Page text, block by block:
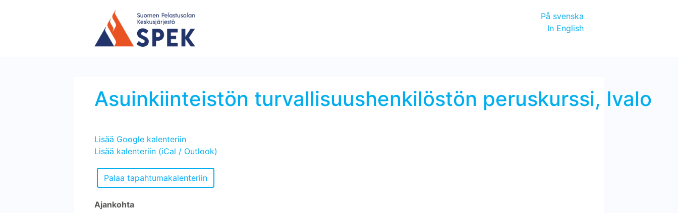
På svenska
In English
Asuinkiinteistön turvallisuushenkilöstön peruskurssi, Ivalo
Lisää Google kalenteriin
Lisää kalenteriin (iCal / Outlook)
Ajankohta